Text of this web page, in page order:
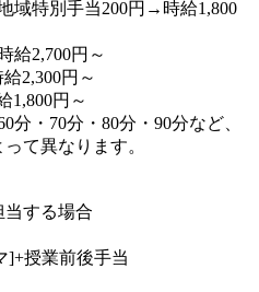
域特別手当200円→時給1,800
給2,700円～
2,300円～
1,800円～
・70分・80分・90分など、
て異なります。
する場合
授業前後手当